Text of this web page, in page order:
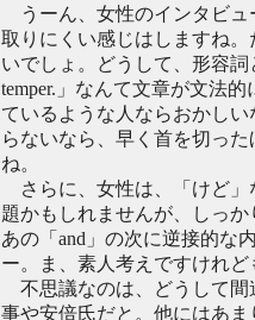
うーん、女性のインタビュ
取りにくい感じはしますね
いでしょ。どうして、形容
temper.」なんて文章が文法
ているような人ならおかし
らないなら、早く首を切っ
ね。
さらに、女性は、「けど」
題かもしれませんが、しっ
あの「and」の次に逆接的な
ー。ま、素人考えですけれど
不思議なのは、どうして間
事や安倍氏だと。他にはあ